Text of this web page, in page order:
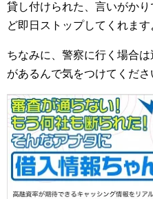
貸し付けられた、言いがか
ど即日ストップしてくれます
ちなみに、警察に行く場合
があるんで気をつけてくださ